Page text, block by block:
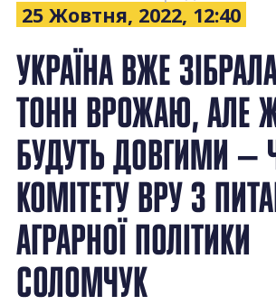
25 Жовтня, 2022, 12:40
УКРАЇНА ВЖЕ
ТОНН ВРОЖАЮ, АЛЕ
БУДУТЬ ДОВГИМИ —
КОМІТЕТУ ВРУ З
АГРАРНОЇ ПОЛІТИКИ
СОЛОМЧУК